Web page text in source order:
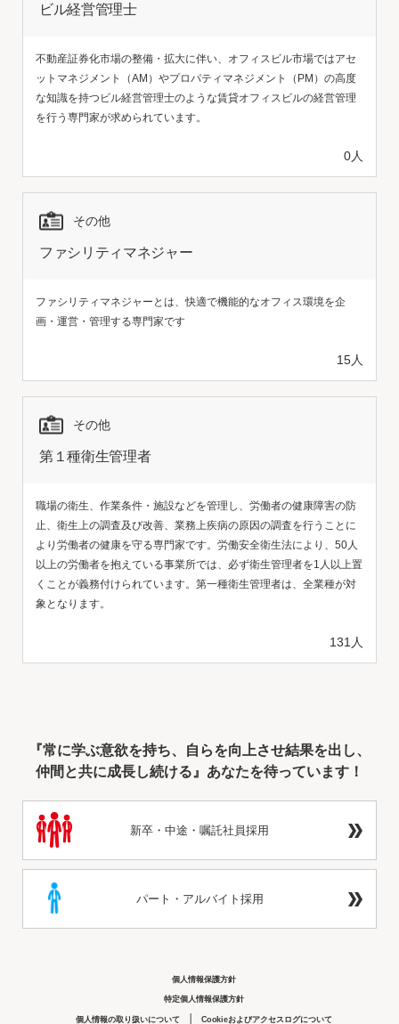
ビル経営管理士
不動産証券化市場の整備・拡大に伴い、オフィスビル市場ではアセ
ットマネジメント（AM）やプロパティマネジメント（PM）の高度
な知識を持つビル経営管理士のような賃貸オフィスビルの経営管理
を行う専門家が求められています。
0人
その他
ファシリティマネジャー
ファシリティマネジャーとは、快適で機能的なオフィス環境を企
画・運営・管理する専門家です
15人
その他
第１種衛生管理者
職場の衛生、作業条件・施設などを管理し、労働者の健康障害の防
止、衛生上の調査及び改善、業務上疾病の原因の調査を行うことに
より労働者の健康を守る専門家です。労働安全衛生法により、50人
以上の労働者を抱えている事業所では、必ず衛生管理者を1人以上置
くことが義務付けられています。第一種衛生管理者は、全業種が対
象となります。
131人
『常に学ぶ意欲を持ち、自らを向上させ結果を出し、
仲間と共に成長し続ける』あなたを待っています！
新卒・中途・嘱託社員採用
パート・アルバイト採用
個人情報保護方針
特定個人情報保護方針
個人情報の取り扱いについて Cookieおよびアクセスログについて